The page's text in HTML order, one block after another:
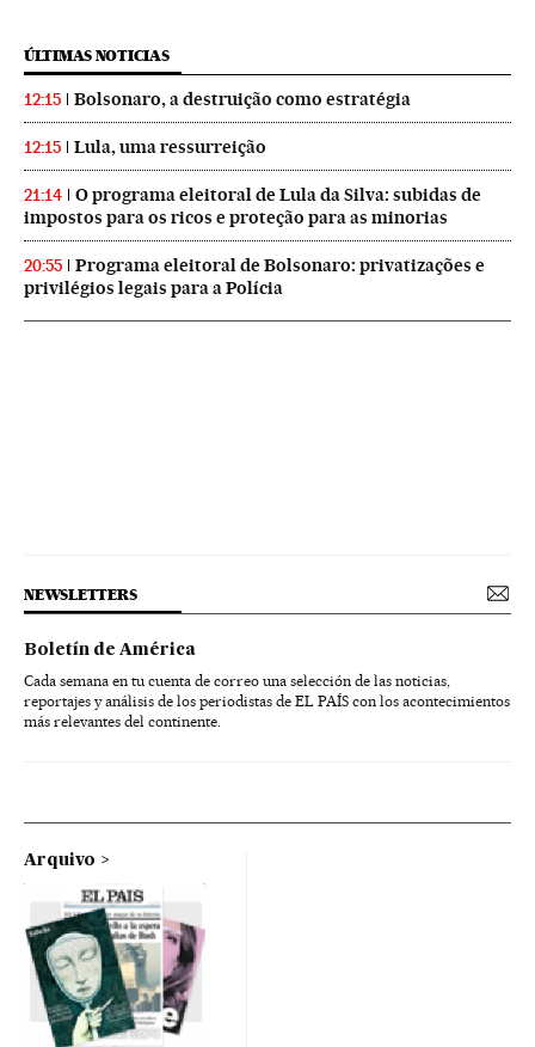
ÚLTIMAS NOTICIAS
12:15 Bolsonaro, a destruição como estratégia
12:15 Lula, uma ressurreição
21:14
O programa eleitoral de Lula da Silva: subidas de
impostos para os ricos e proteção para as minorias
20:55
Programa eleitoral de Bolsonaro: privatizações e
privilégios legais para a Polícia
NEWSLETTERS
Boletín de América
Cada semana en tu cuenta de correo una selección de las noticias,
reportajes y análisis de los periodistas de EL PAÍS con los acontecimientos
más relevantes del continente.
Arquivo